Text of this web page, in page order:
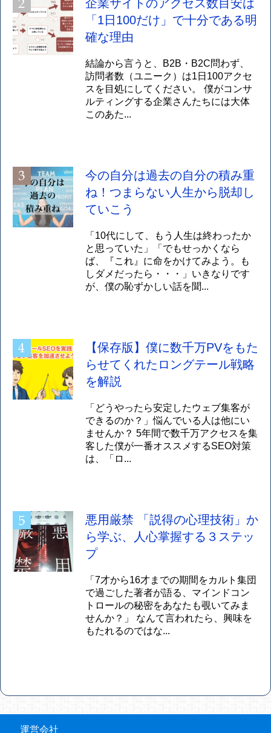
企業サイトのアクセス数目安は
「1日100だけ」で十分である明
確な理由
結論から言うと、B2B・B2C問わず、
訪問者数（ユニーク）は1日100アクセ
スを目処にしてください。 僕がコンサ
ルティングする企業さんたちには大体
このあた...
今の自分は過去の自分の積み重
ね！つまらない人生から脱却し
ていこう
「10代にして、もう人生は終わったか
と思っていた」「でもせっかくなら
ば、『これ』に命をかけてみよう。も
しダメだったら・・・」いきなりです
が、僕の恥ずかしい話を聞...
【保存版】僕に数千万PVをもた
らせてくれたロングテール戦略
を解説
「どうやったら安定したウェブ集客が
できるのか？」悩んでいる人は他にい
ませんか？ 5年間で数千万アクセスを集
客した僕が一番オススメするSEO対策
は、「ロ...
悪用厳禁 「説得の心理技術」か
ら学ぶ、人心掌握する３ステッ
プ
「7才から16才までの期間をカルト集団
で過ごした著者が語る、マインドコン
トロールの秘密をあなたも覗いてみま
せんか？」 なんて言われたら、興味を
もたれるのではな...
運営会社